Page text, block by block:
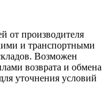
от производителя
и транспортными
Возможен
возврата и обмена
уточнения условий